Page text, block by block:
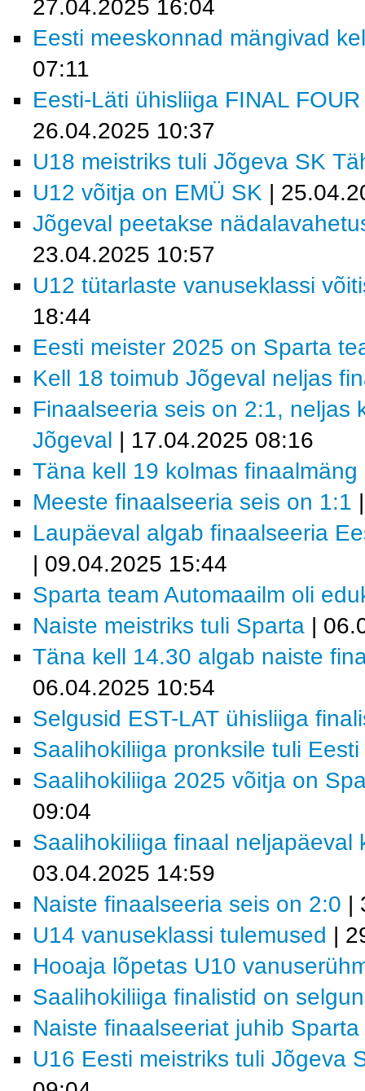
27.04.2025 16:04
Eesti meeskonnad mängivad
07:11
Eesti-Läti ühisliiga FINAL
26.04.2025 10:37
U18 meistriks tuli Jõgeva SK
U12 võitja on EMÜ SK |
Jõgeval peetakse
23.04.2025 10:57
U12 tütarlaste vanuseklassi
18:44
Eesti meister 2025 on Sparta
Kell 18 toimub Jõgeval neljas
Finaalseeria seis on 2:1, neljas
Jõgeval | 17.04.2025 08:16
Täna kell 19 kolmas finaalmäng
Meeste finaalseeria seis on 1:1
Laupäeval algab finaalseeria
| 09.04.2025 15:44
Sparta team Automaailm oli
Naiste meistriks tuli Sparta |
Täna kell 14.30 algab naiste
06.04.2025 10:54
Selgusid EST-LAT ühisliiga
Saalihokiliiga pronksile tuli
Saalihokiliiga 2025 võitja on
09:04
Saalihokiliiga finaal neljapäeval
03.04.2025 14:59
Naiste finaalseeria seis on 2:0 |
U14 vanuseklassi tulemused |
Hooaja lõpetas U10
Saalihokiliiga finalistid on
Naiste finaalseeriat juhib Sparta
U16 Eesti meistriks tuli Jõgeva